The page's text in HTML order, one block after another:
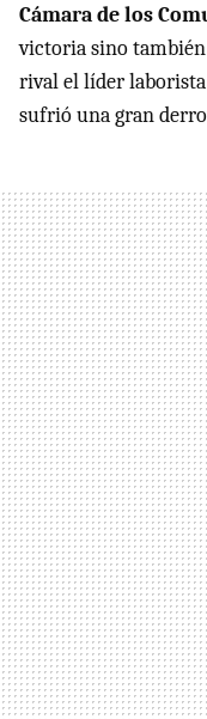
Cámara de los
victoria sino
rival el líder
sufrió una gran